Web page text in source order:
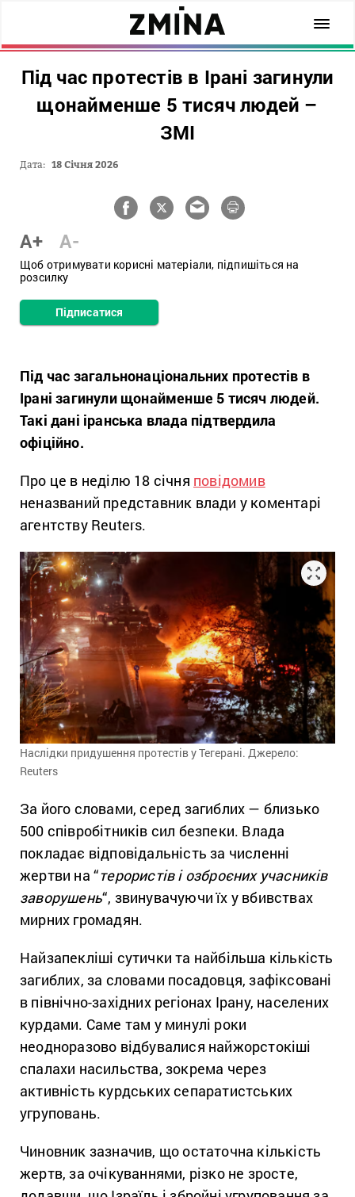
Під час протестів в Ірані загинули
щонайменше 5 тисяч людей –
ЗМІ
Дата: 18 Січня 2026
A+ A-
Щоб отримувати корисні матеріали, підпишіться на
розсилку
Підписатися
Під час загальнонаціональних протестів в
Ірані загинули щонайменше 5 тисяч людей.
Такі дані іранська влада підтвердила
офіційно.
Про це в неділю 18 січня повідомив
неназваний представник влади у коментарі
агентству Reuters.
Наслідки придушення протестів у Тегерані. Джерело:
Reuters
За його словами, серед загиблих — близько
500 співробітників сил безпеки. Влада
покладає відповідальність за численні
жертви на “терористів і озброєних учасників
заворушень“, звинувачуючи їх у вбивствах
мирних громадян.
Найзапекліші сутички та найбільша кількість
загиблих, за словами посадовця, зафіксовані
в північно-західних регіонах Ірану, населених
курдами. Саме там у минулі роки
неодноразово відбувалися найжорстокіші
спалахи насильства, зокрема через
активність курдських сепаратистських
угруповань.
Чиновник зазначив, що остаточна кількість
жертв, за очікуваннями, різко не зросте,